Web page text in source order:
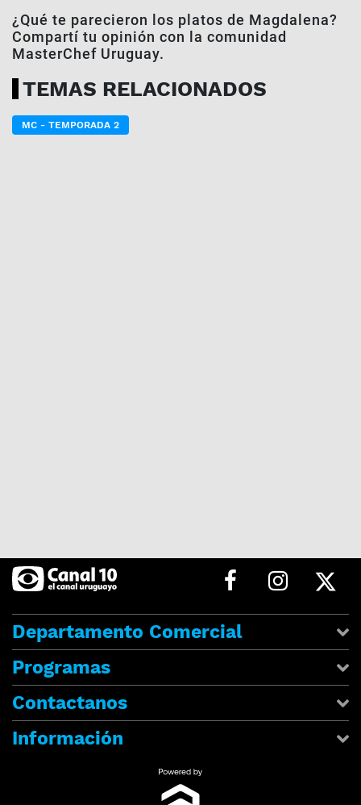
¿Qué te parecieron los platos de Magdalena?
Compartí tu opinión con la comunidad
MasterChef Uruguay.
TEMAS RELACIONADOS
MC - TEMPORADA 2
Departamento Comercial
Programas
Contactanos
Información